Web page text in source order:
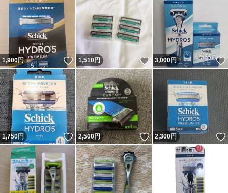
1,900円 いいね！
1,510円 いいね！
3,000円
1,750円 いいね！
2,500円 いいね！
2,300円